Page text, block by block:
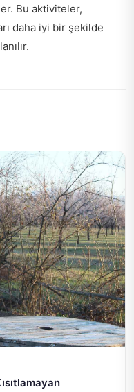
Bu aktiviteler,
daha iyi bir şekilde